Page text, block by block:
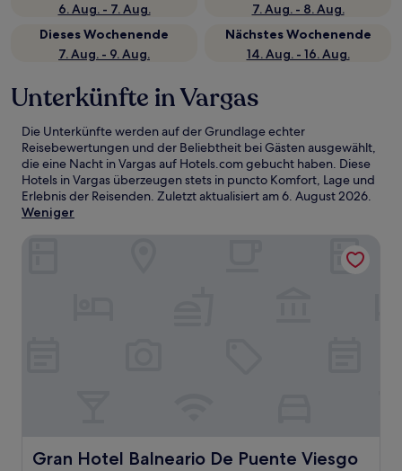
6. Aug. - 7. Aug.
7. Aug. - 8. Aug.
Dieses Wochenende
7. Aug. - 9. Aug.
Nächstes Wochenende
14. Aug. - 16. Aug.
Unterkünfte in Vargas
Die Unterkünfte werden auf der Grundlage echter
Reisebewertungen und der Beliebtheit bei Gästen ausgewählt,
die eine Nacht in Vargas auf Hotels.com gebucht haben. Diese
Hotels in Vargas überzeugen stets in puncto Komfort, Lage und
Erlebnis der Reisenden. Zuletzt aktualisiert am6. August 2026.
Weniger
Gran Hotel Balneario De Puente Viesgo
Gran Hotel Balneario De Puente Viesgo